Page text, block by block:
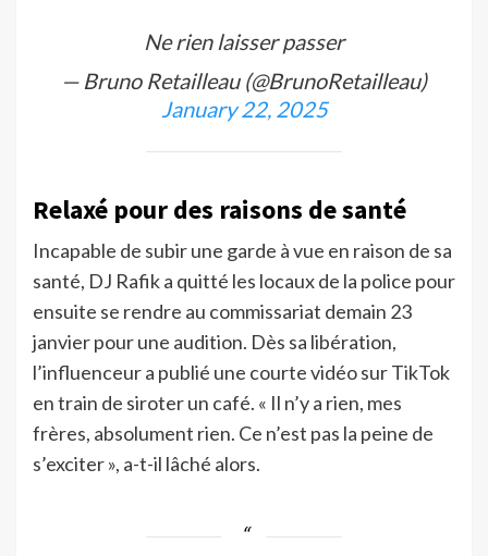
Ne rien laisser passer
— Bruno Retailleau (@BrunoRetailleau)
January 22, 2025
Relaxé pour des raisons de santé
Incapable de subir une garde à vue en raison de sa
santé, DJ Rafik a quitté les locaux de la police pour
ensuite se rendre au commissariat demain 23
janvier pour une audition. Dès sa libération,
l’influenceur a publié une courte vidéo sur TikTok
en train de siroter un café. « Il n’y a rien, mes
frères, absolument rien. Ce n’est pas la peine de
s’exciter », a-t-il lâché alors.